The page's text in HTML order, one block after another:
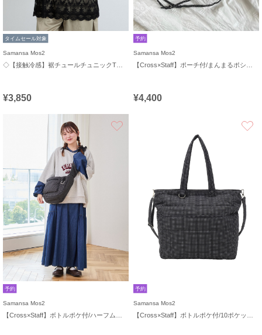
タイムセール対象
Samansa Mos2
¥3,850
予約
Samansa Mos2
¥4,400
予約
Samansa Mos2
予約
Samansa Mos2